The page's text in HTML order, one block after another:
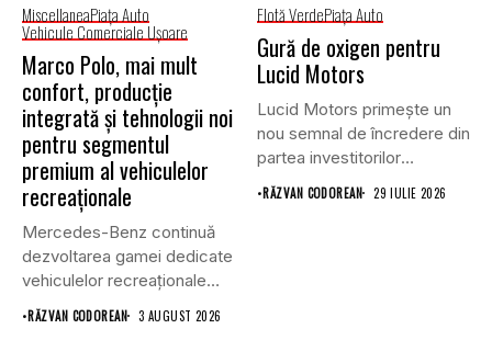
MiscellaneaPiaţa Auto
Vehicule Comerciale Uşoare
Marco Polo, mai mult
confort, producție
integrată și tehnologii noi
pentru segmentul
premium al vehiculelor
recreaționale
Mercedes-Benz continuă
dezvoltarea gamei dedicate
vehiculelor recreaționale
prin lansarea unei versiuni
actualizate...
•RĂZVAN CODOREAN 3 AUGUST 2026
Flotă VerdePiaţa Auto
Gură de oxigen pentru
Lucid Motors
Lucid Motors primește un
nou semnal de încredere din
partea investitorilor
saudiți,...
•RĂZVAN CODOREAN 29 IULIE 2026